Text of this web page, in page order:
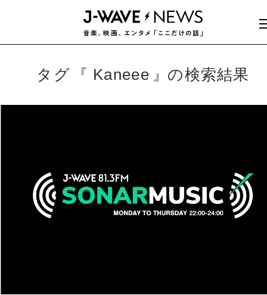
タグ Kaneee の検索結果